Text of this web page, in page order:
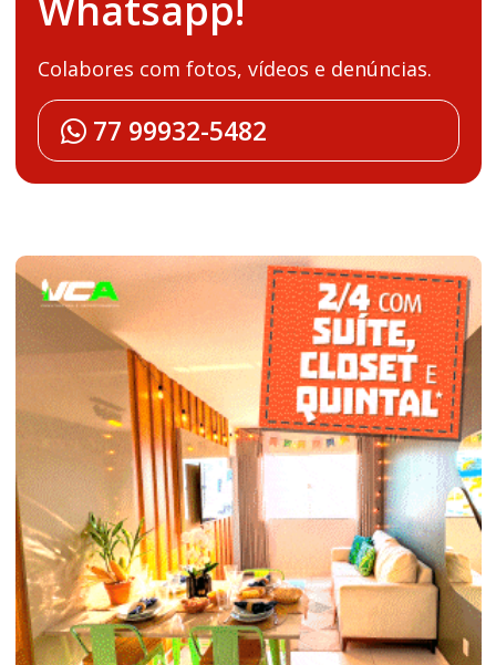
Colabores com fotos, vídeos e denúncias.
77 99932-5482